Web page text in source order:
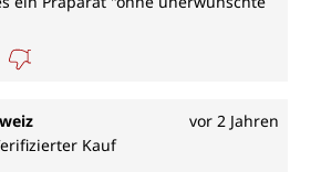
vor 2 Jahren
Kauf